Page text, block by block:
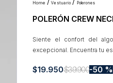
vestuario polerones
POLERÓN CREW
Siente el confort del
excepcional. Encuentra tu
$19.950$39.900 50 %